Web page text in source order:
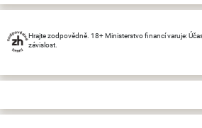
Hrajte zodpovědně. 18+ Ministerstvo financí varuje:
závislost.